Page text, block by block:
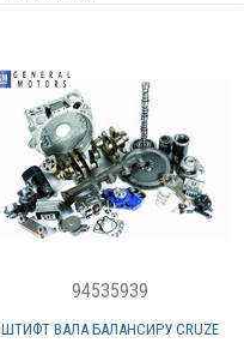
94535939
ШТИФТ ВАЛА БАЛАНСИРУ CRUZE